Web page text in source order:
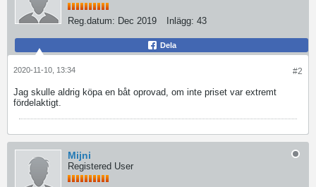
Reg.datum: Dec 2019 Inlägg: 43
Dela
#2
2020-11-10, 13:34
Jag skulle aldrig köpa en båt oprovad, om inte priset var extremt
fördelaktigt.
Mijni
Registered User